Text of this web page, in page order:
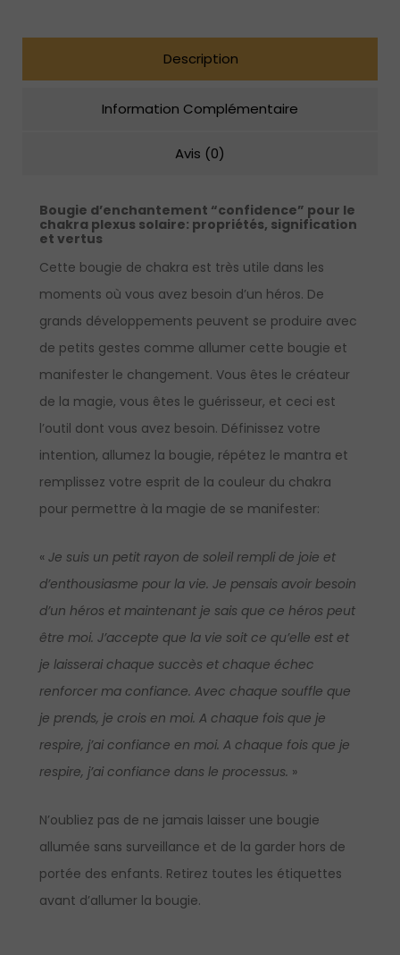
Description
Information Complémentaire
Avis (0)
Bougie d’enchantement “confidence” pour le
chakra plexus solaire: propriétés, signification
et vertus
Cette bougie de chakra est très utile dans les
moments où vous avez besoin d’un héros. De
grands développements peuvent se produire avec
de petits gestes comme allumer cette bougie et
manifester le changement. Vous êtes le créateur
de la magie, vous êtes le guérisseur, et ceci est
l’outil dont vous avez besoin. Définissez votre
intention, allumez la bougie, répétez le mantra et
remplissez votre esprit de la couleur du chakra
pour permettre à la magie de se manifester:
« Je suis un petit rayon de soleil rempli de joie et
d’enthousiasme pour la vie. Je pensais avoir besoin
d’un héros et maintenant je sais que ce héros peut
être moi. J’accepte que la vie soit ce qu’elle est et
je laisserai chaque succès et chaque échec
renforcer ma confiance. Avec chaque souffle que
je prends, je crois en moi. A chaque fois que je
respire, j’ai confiance en moi. A chaque fois que je
respire, j’ai confiance dans le processus. »
N’oubliez pas de ne jamais laisser une bougie
allumée sans surveillance et de la garder hors de
portée des enfants. Retirez toutes les étiquettes
avant d’allumer la bougie.